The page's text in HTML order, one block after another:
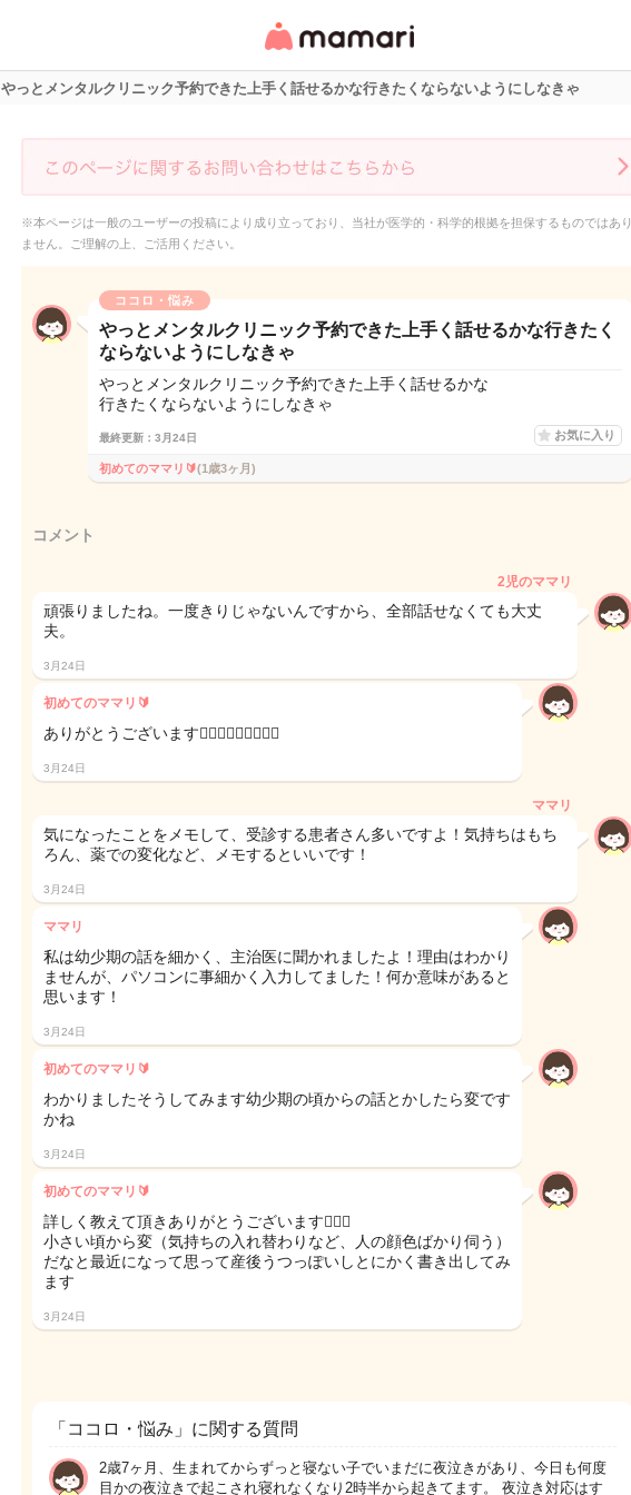
リ・情報サイト
やっとメンタルクリニック予約できた上手く話せるかな行きたくならないようにしなきゃ
※本ページは一般のユーザーの投稿により成り立っており、当社が医学的・科学的根拠を担保するものではあり
ません。ご理解の上、ご活用ください。
ココロ・悩み
やっとメンタルクリニック予約できた上手く話せるかな行きたく
ならないようにしなきゃ
やっとメンタルクリニック予約できた上手く話せるかな
行きたくならないようにしなきゃ
最終更新：3月24日 お気に入り
初めてのママリ🔰(1歳3ヶ月)
コメント
2児のママリ
頑張りましたね。一度きりじゃないんですから、全部話せなくても大丈
夫。
3月24日
初めてのママリ🔰
ありがとうございます🙇🏻‍♀️🙇🏻‍♀️🙇🏻‍♀️
3月24日
ママリ
気になったことをメモして、受診する患者さん多いですよ！気持ちはもち
ろん、薬での変化など、メモするといいです！
3月24日
ママリ
私は幼少期の話を細かく、主治医に聞かれましたよ！理由はわかり
ませんが、パソコンに事細かく入力してました！何か意味があると
思います！
3月24日
初めてのママリ🔰
わかりましたそうしてみます幼少期の頃からの話とかしたら変です
かね
3月24日
初めてのママリ🔰
詳しく教えて頂きありがとうございます🙇🏻‍♀️
小さい頃から変（気持ちの入れ替わりなど、人の顔色ばかり伺う）
だなと最近になって思って産後うつっぽいしとにかく書き出してみ
ます
3月24日
「ココロ・悩み」に関する質問
2歳7ヶ月、生まれてからずっと寝ない子でいまだに夜泣きがあり、今日も何度
目かの夜泣きで起こされ寝れなくなり2時半から起きてます。 夜泣き対応はす